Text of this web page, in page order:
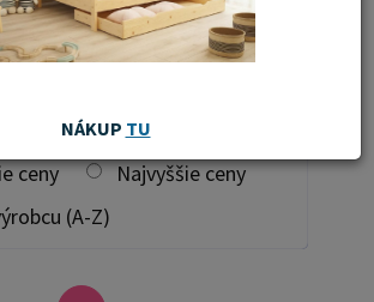
filtrovať
Najnovších
ceny
Najvyššie ceny
(A-Z)
NÁKUP TU